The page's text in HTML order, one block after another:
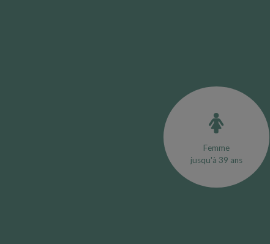
Femme
jusqu'à 39 ans